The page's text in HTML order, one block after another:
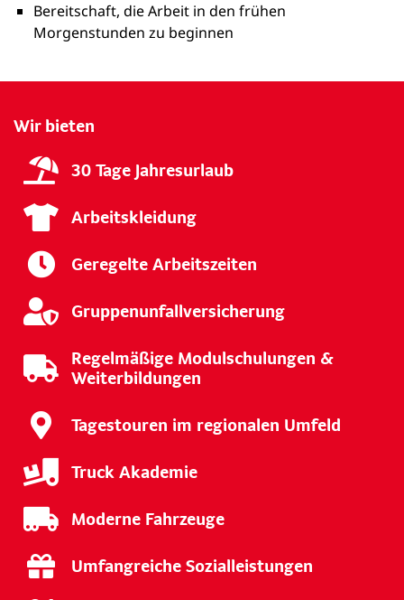
Bereitschaft, die Arbeit in den frühen
Morgenstunden zu beginnen
Wir bieten
30 Tage Jahresurlaub
Arbeitskleidung
Geregelte Arbeitszeiten
Gruppenunfallversicherung
Regelmäßige Modulschulungen &
Weiterbildungen
Tagestouren im regionalen Umfeld
Truck Akademie
Moderne Fahrzeuge
Umfangreiche Sozialleistungen